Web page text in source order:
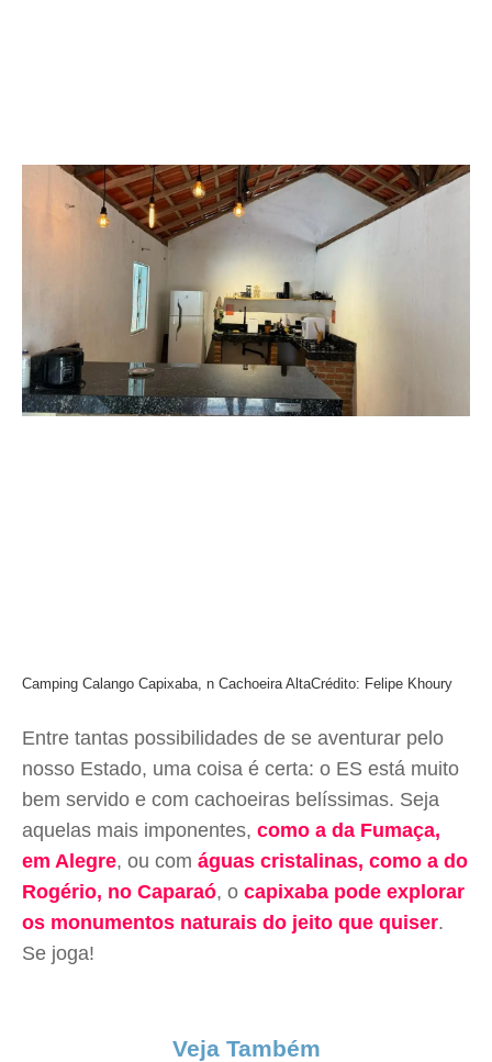
Camping Calango Capixaba, n Cachoeira AltaCrédito: Felipe Khoury
Entre tantas possibilidades de se aventurar pelo
nosso Estado, uma coisa é certa: o ES está muito
bem servido e com cachoeiras belíssimas. Seja
aquelas mais imponentes, como a da Fumaça,
em Alegre, ou com águas cristalinas, como a do
Rogério, no Caparaó, o capixaba pode explorar
os monumentos naturais do jeito que quiser.
Se joga!
Veja Também